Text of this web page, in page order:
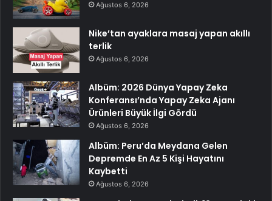
Ağustos 6, 2026
Nike’tan ayaklara masaj yapan akıllı
terlik
Ağustos 6, 2026
Albüm: 2026 Dünya Yapay Zeka
Konferansı’nda Yapay Zeka Ajanı
Ürünleri Büyük İlgi Gördü
Ağustos 6, 2026
Albüm: Peru’da Meydana Gelen
Depremde En Az 5 Kişi Hayatını
Kaybetti
Ağustos 6, 2026